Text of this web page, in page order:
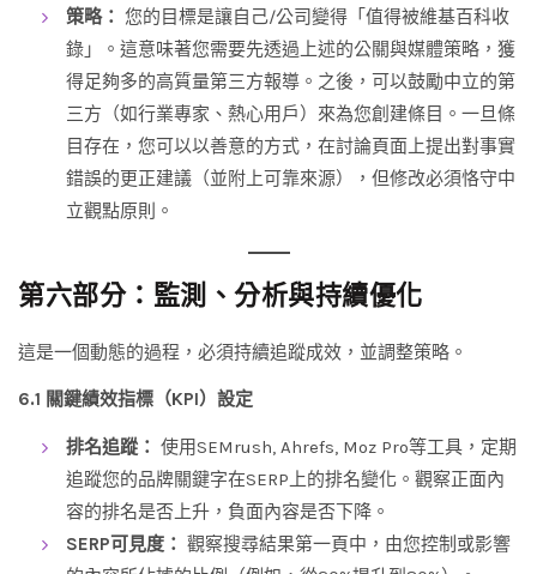
策略： 您的目標是讓自己/公司變得「值得被維基百科收
錄」。這意味著您需要先透過上述的公關與媒體策略，獲
得足夠多的高質量第三方報導。之後，可以鼓勵中立的第
三方（如行業專家、熱心用戶）來為您創建條目。一旦條
目存在，您可以以善意的方式，在討論頁面上提出對事實
錯誤的更正建議（並附上可靠來源），但修改必須恪守中
立觀點原則。
第六部分：監測、分析與持續優化
這是一個動態的過程，必須持續追蹤成效，並調整策略。
6.1 關鍵績效指標（KPI）設定
排名追蹤： 使用SEMrush, Ahrefs, Moz Pro等工具，定期
追蹤您的品牌關鍵字在SERP上的排名變化。觀察正面內
容的排名是否上升，負面內容是否下降。
SERP可見度： 觀察搜尋結果第一頁中，由您控制或影響